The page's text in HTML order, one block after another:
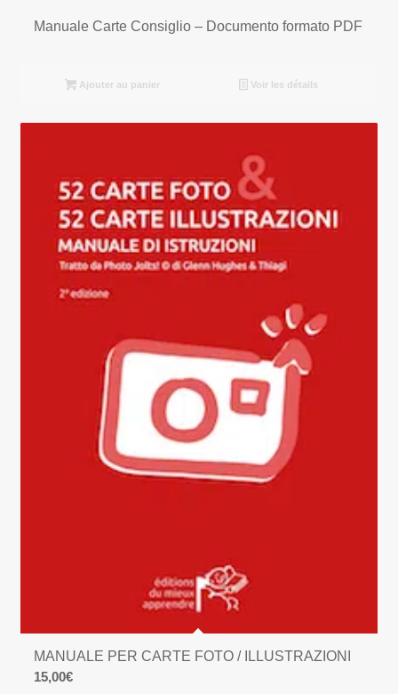
Manuale Carte Consiglio – Documento formato PDF
Ajouter au panier Voir les détails
MANUALE PER CARTE FOTO / ILLUSTRAZIONI
15,00€